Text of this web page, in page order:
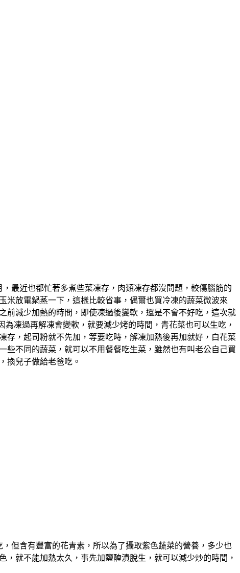
最近也都忙著多煮些菜凍存，肉類凍存都沒問題，較傷腦筋的
米放電鍋蒸一下，這樣比較省事，偶爾也買冷凍的蔬菜微波來
前減少加熱的時間，即使凍過後變軟，還是不會不好吃，這次就
凍過再解凍會變軟，就要減少烤的時間，青花菜也可以生吃，
存，起司粉就不先加，等要吃時，解凍加熱後再加就好，白花菜
不同的蔬菜，就可以不用餐餐吃生菜，雖然也有叫老公自己買
換兒子做給老爸吃。
但含有豐富的花青素，所以為了攝取紫色蔬菜的營養，多少也
就不能加熱太久，事先加鹽醃漬脫生，就可以減少炒的時間，